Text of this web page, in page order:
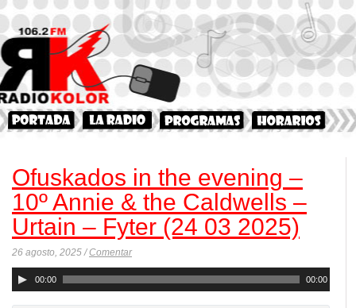
Ofuskados in the evening –
10º Annie & the Caldwells –
Urtain – Fyter (24 03 2025)
26 agosto, 2025 /Comentar
Reproductor
audio
00:00 00:00